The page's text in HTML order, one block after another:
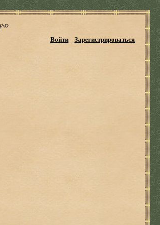
Войти Зарегистрироваться